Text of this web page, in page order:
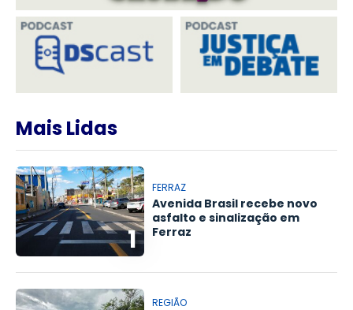
Mais Lidas
1
FERRAZ
Avenida Brasil recebe novo
asfalto e sinalização em
Ferraz
REGIÃO